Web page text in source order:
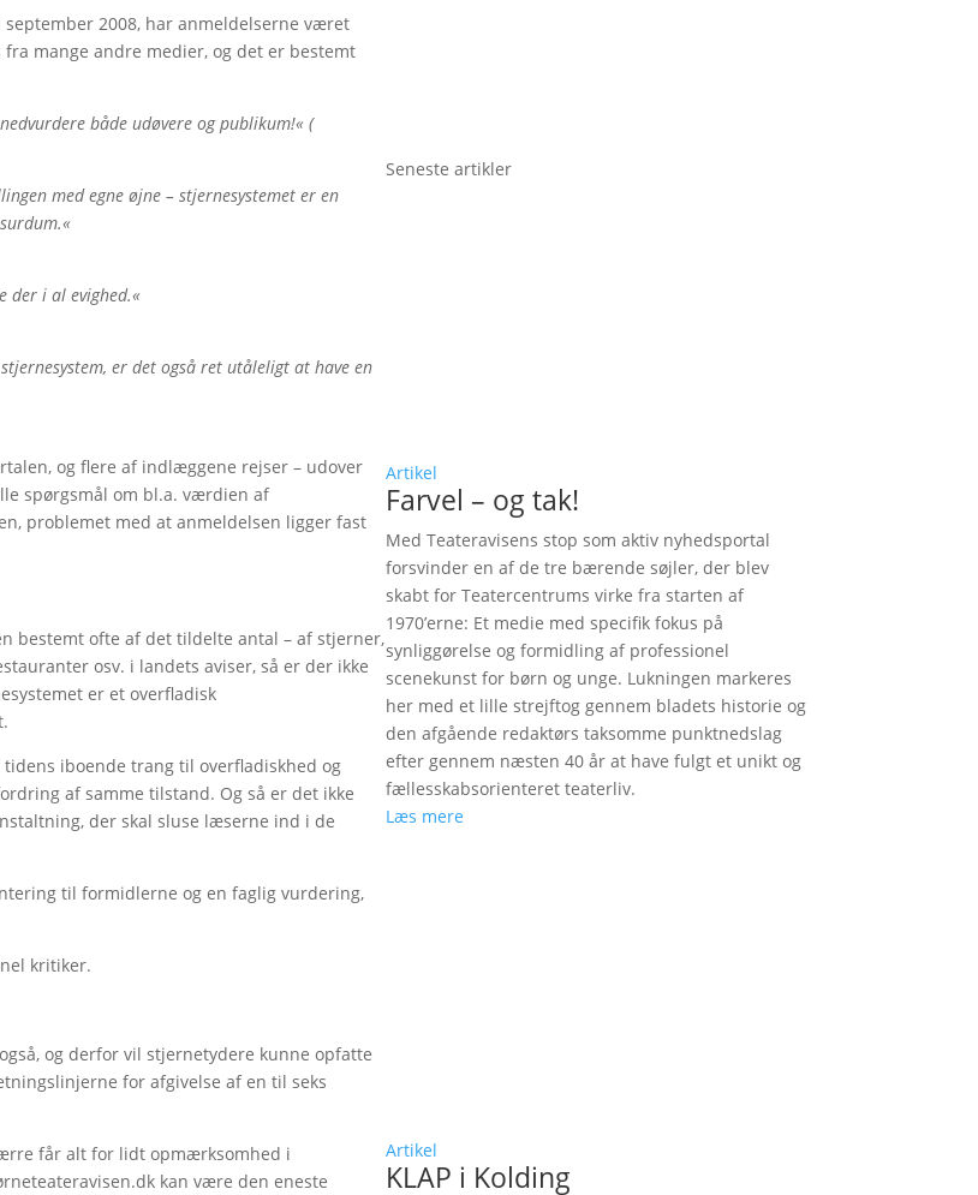
2008, har anmeldelserne været
mange andre medier, og det er bestemt
både udøvere og publikum!« (
med egne øjne – stjernesystemet er en
der i al evighed.«
er det også ret utåleligt at have en
og flere af indlæggene rejser – udover
spørgsmål om bl.a. værdien af
problemet med at anmeldelsen ligger fast
bestemt ofte af det tildelte antal – af stjerner,
osv. i landets aviser, så er der ikke
er et overfladisk
iboende trang til overfladiskhed og
af samme tilstand. Og så er det ikke
der skal sluse læserne ind i de
til formidlerne og en faglig vurdering,
kritiker.
og derfor vil stjernetydere kunne opfatte
for afgivelse af en til seks
får alt for lidt opmærksomhed i
kan være den eneste
Seneste artikler
Artikel
Farvel – og tak!
Med Teateravisens stop som aktiv nyhedsportal
forsvinder en af de tre bærende søjler, der blev
skabt for Teatercentrums virke fra starten af
1970’erne: Et medie med specifik fokus på
synliggørelse og formidling af professionel
scenekunst for børn og unge. Lukningen markeres
her med et lille strejftog gennem bladets historie og
den afgående redaktørs taksomme punktnedslag
efter gennem næsten 40 år at have fulgt et unikt og
fællesskabsorienteret teaterliv.
Læs mere
Artikel
KLAP i Kolding